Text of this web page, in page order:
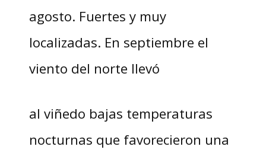
agosto. Fuertes y muy
localizadas. En septiembre el
viento del norte llevó
al viñedo bajas temperaturas
nocturnas que favorecieron una